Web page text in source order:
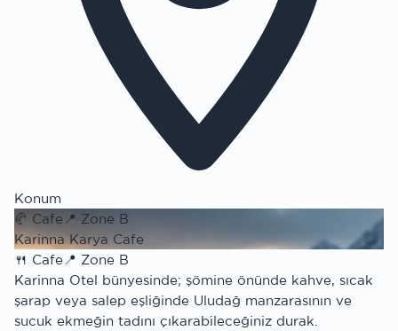
Konum
🥐 Cafe 📍 Zone B
Karinna Karya Cafe
🍴 Cafe📍 Zone B
Karinna Otel bünyesinde; şömine önünde kahve, sıcak
şarap veya salep eşliğinde Uludağ manzarasının ve
sucuk ekmeğin tadını çıkarabileceğiniz durak.